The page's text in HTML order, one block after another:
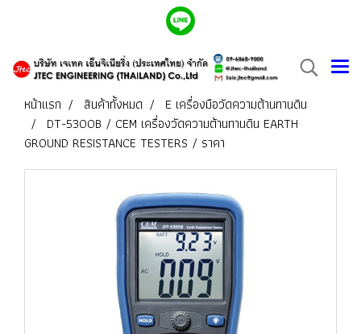
หน้าแรก สินค้าทั้งหมด
E เครื่องมือวัดความต้านทานดิน
DT-5300B / CEM เครื่องวัดความต้านทานดิน EARTH
GROUND RESISTANCE TESTERS / ราคา